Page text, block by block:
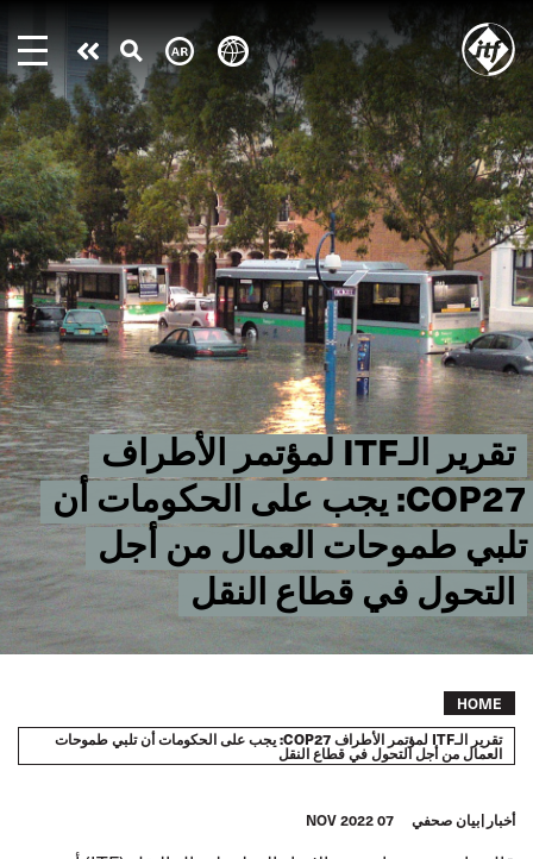
to
main
content
تقرير الـITF لمؤتمر الأطراف
COP27: يجب على الحكومات أن
تلبي طموحات العمال من أجل
التحول في قطاع النقل
Take
action
Breadcrumb
HOME
تقرير الـITF لمؤتمر الأطراف COP27: يجب على الحكومات أن تلبي طموحات
العمال من أجل التحول في قطاع النقل
أخبار بيان صحفي 07 NOV 2022